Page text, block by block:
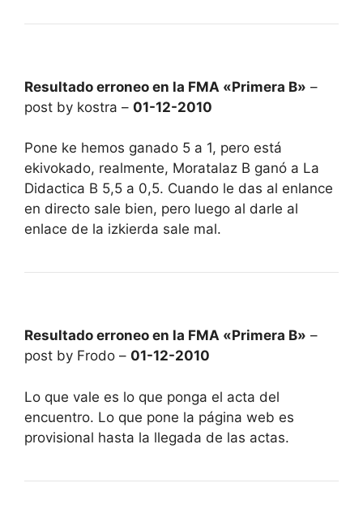
Resultado erroneo en la FMA «Primera B» –
post by kostra – 01-12-2010
Pone ke hemos ganado 5 a 1, pero está
ekivokado, realmente, Moratalaz B ganó a La
Didactica B 5,5 a 0,5. Cuando le das al enlance
en directo sale bien, pero luego al darle al
enlace de la izkierda sale mal.
Resultado erroneo en la FMA «Primera B» –
post by Frodo – 01-12-2010
Lo que vale es lo que ponga el acta del
encuentro. Lo que pone la página web es
provisional hasta la llegada de las actas.